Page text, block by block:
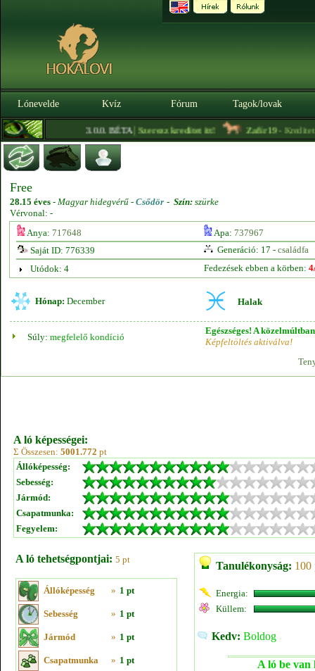
Lónevelde Kvíz Fórum Tagok/lovak
3.0.0. BÉTA|Szerezz kreditet itt! Zafír19- Kreditet
Free
28.15 éves - Magyar hidegvérű - Csődör - Szín: szürke
Vérvonal: -
Anya: 717648 Apa: 737967
Saját ID: 776339
Generáció: 17 - családfa
Utódok: 4
Fedezések ebben a körben:
Hónap: December Halak
Súly: megfelelő kondíció
Egészséges! A
Képfeltöltés aktiválva!
A ló képességei:
Σ Összesen: 5001.772 pt
Állóképesség:
Sebesség:
Jármód:
Csapatmunka:
Fegyelem:
A ló tehetségpontjai: 5 pt
Állóképesség » 1 pt
Sebesség » 1 pt
Jármód » 1 pt
Csapatmunka » 1 pt
Tanulékonyság: 100
Energia:
Küllem:
Kedv: Boldog
A ló be van